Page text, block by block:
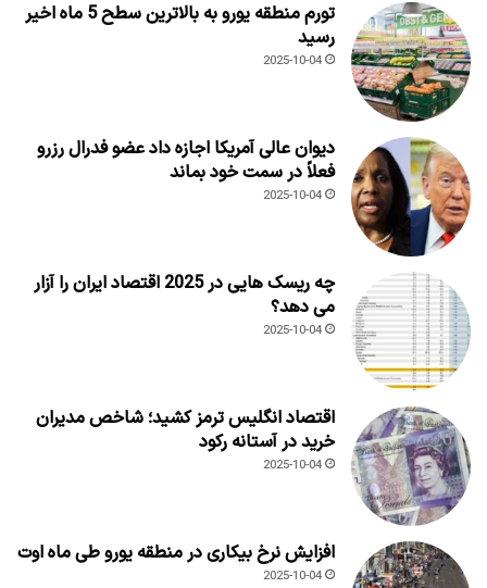
تورم منطقه یورو به بالاترین سطح 5 ماه اخیر
رسید
2025-10-04
دیوان عالی آمریکا اجازه داد عضو فدرال رزرو
فعلاً در سمت خود بماند
2025-10-04
چه ریسک هایی در 2025 اقتصاد ایران را آزار
می دهد؟
2025-10-04
اقتصاد انگلیس ترمز کشید؛ شاخص مدیران
خرید در آستانه رکود
2025-10-04
افزایش نرخ بیکاری در منطقه یورو طی ماه اوت
2025-10-04